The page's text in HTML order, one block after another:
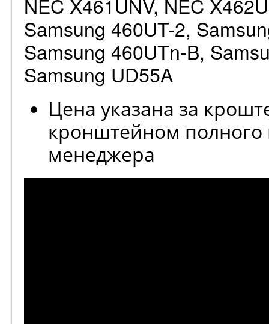
NEC X461UNV, NEC
Samsung 460UT-2,
Samsung 460UTn-B,
Samsung UD55A
Цена указана за
кронштейном полного
менеджера